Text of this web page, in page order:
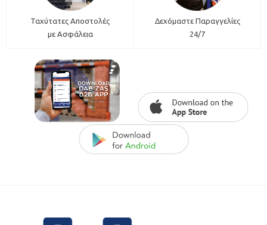
Ταχύτατες Αποστολές
με Ασφάλεια
Δεχόμαστε Παραγγελίες
24/7